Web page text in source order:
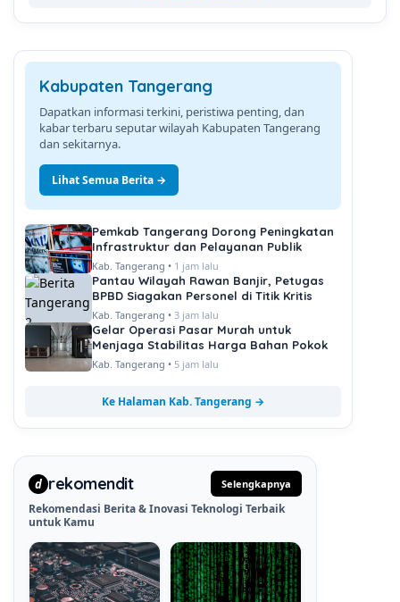
Kabupaten Tangerang
Dapatkan informasi terkini, peristiwa penting, dan
kabar terbaru seputar wilayah Kabupaten Tangerang
dan sekitarnya.
Lihat Semua Berita →
Pemkab Tangerang Dorong Peningkatan
Infrastruktur dan Pelayanan Publik
Kab. Tangerang • 1 jam lalu
Pantau Wilayah Rawan Banjir, Petugas
BPBD Siagakan Personel di Titik Kritis
Kab. Tangerang • 3 jam lalu
Gelar Operasi Pasar Murah untuk
Menjaga Stabilitas Harga Bahan Pokok
Kab. Tangerang • 5 jam lalu
Ke Halaman Kab. Tangerang →
d rekomendit Selengkapnya
Rekomendasi Berita & Inovasi Teknologi Terbaik
untuk Kamu